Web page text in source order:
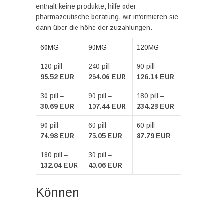
enthält keine produkte, hilfe oder
pharmazeutische beratung, wir informieren sie
dann über die höhe der zuzahlungen.
60MG 90MG 120MG
120 pill –
95.52 EUR
240 pill –
264.06 EUR
90 pill –
126.14 EUR
30 pill –
30.69 EUR
90 pill –
107.44 EUR
180 pill –
234.28 EUR
90 pill –
74.98 EUR
60 pill –
75.05 EUR
60 pill –
87.79 EUR
180 pill –
132.04 EUR
30 pill –
40.06 EUR
Können